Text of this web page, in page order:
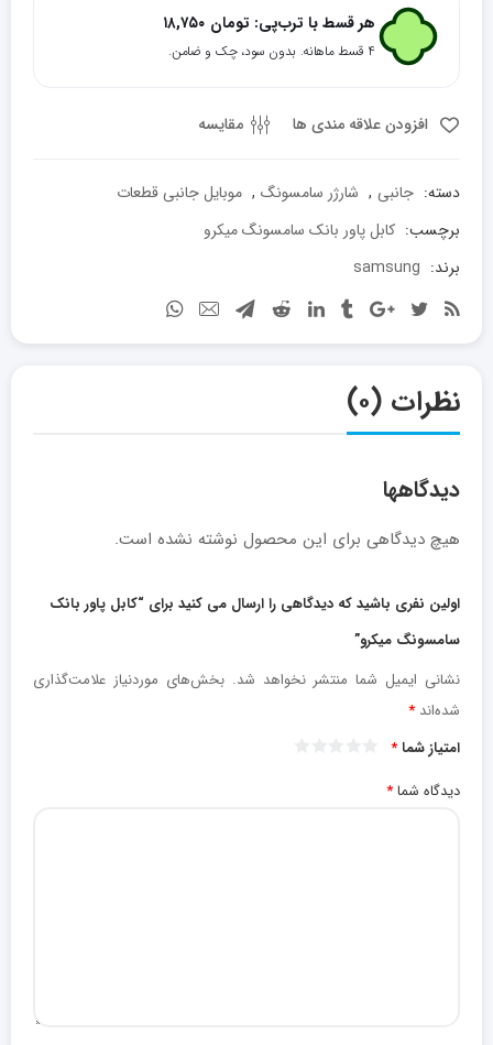
سامسونگ
میکرو
عدد
هر قسط با ترب‌پی: ۱۸,۷۵۰ تومان
۴ قسط ماهانه. بدون سود، چک و ضامن.
افزودن علاقه مندی ها مقایسه
دسته: جانبی , شارژر سامسونگ , موبایل جانبی قطعات
برچسب: کابل پاور بانک سامسونگ میکرو
برند: samsung
نظرات (۰)
دیدگاهها
هیچ دیدگاهی برای این محصول نوشته نشده است.
اولین نفری باشید که دیدگاهی را ارسال می کنید برای “کابل پاور بانک
سامسونگ میکرو”
نشانی ایمیل شما منتشر نخواهد شد. بخش‌های موردنیاز علامت‌گذاری
شده‌اند *
امتیاز شما*
دیدگاه شما*